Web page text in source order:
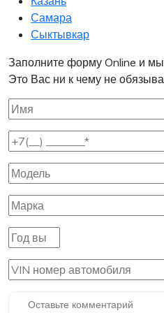
Самара
Сыктывкар
Заполните форму Online и
Это Вас ни к чему не